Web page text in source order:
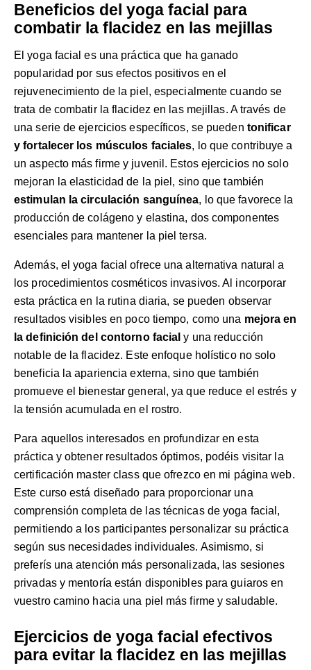
Beneficios del yoga facial para
combatir la flacidez en las mejillas
El yoga facial es una práctica que ha ganado
popularidad por sus efectos positivos en el
rejuvenecimiento de la piel, especialmente cuando se
trata de combatir la flacidez en las mejillas. A través de
una serie de ejercicios específicos, se pueden tonificar
y fortalecer los músculos faciales, lo que contribuye a
un aspecto más firme y juvenil. Estos ejercicios no solo
mejoran la elasticidad de la piel, sino que también
estimulan la circulación sanguínea, lo que favorece la
producción de colágeno y elastina, dos componentes
esenciales para mantener la piel tersa.
Además, el yoga facial ofrece una alternativa natural a
los procedimientos cosméticos invasivos. Al incorporar
esta práctica en la rutina diaria, se pueden observar
resultados visibles en poco tiempo, como una mejora en
la definición del contorno facial y una reducción
notable de la flacidez. Este enfoque holístico no solo
beneficia la apariencia externa, sino que también
promueve el bienestar general, ya que reduce el estrés y
la tensión acumulada en el rostro.
Para aquellos interesados en profundizar en esta
práctica y obtener resultados óptimos, podéis visitar la
certificación master classque ofrezco en mi página web.
Este curso está diseñado para proporcionar una
comprensión completa de las técnicas de yoga facial,
permitiendo a los participantes personalizar su práctica
según sus necesidades individuales. Asimismo, si
preferís una atención más personalizada, las sesiones
privadas y mentoría están disponibles para guiaros en
vuestro camino hacia una piel más firme y saludable.
Ejercicios de yoga facial efectivos
para evitar la flacidez en las mejillas